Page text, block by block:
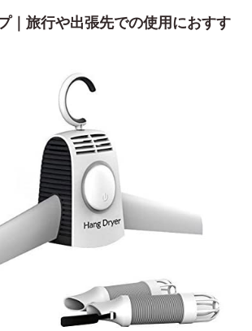
｜旅行や出張先での使用におすす